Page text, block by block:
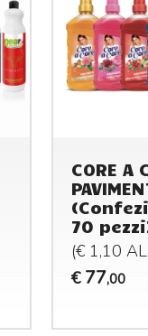
CORE A
70
(€ 1,10 AL
€ 77,00